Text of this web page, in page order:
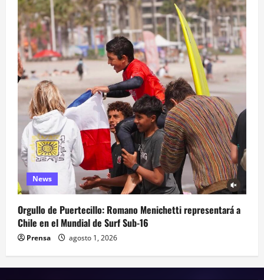
News
Orgullo de Puertecillo: Romano Menichetti representará a
Chile en el Mundial de Surf Sub-16
Prensa agosto 1, 2026